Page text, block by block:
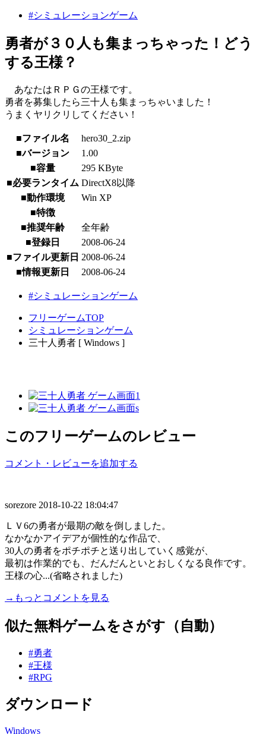
#シミュレーションゲーム
勇者が３０人も集まっちゃった！どう
する王様？
あなたはＲＰＧの王様です。
勇者を募集したら三十人も集まっちゃいました！
うまくヤリクリしてください！
■ファイル名
hero30_2.zip
■バージョン
1.00
■容量
295 KByte
■必要ランタイム DirectX8以降
■動作環境
Win XP
■特徴
■推奨年齢
全年齢
■登録日
2008-06-24
■ファイル更新日 2008-06-24
■情報更新日
2008-06-24
#シミュレーションゲーム
フリーゲームTOP
シミュレーションゲーム
三十人勇者 [ Windows ]
このフリーゲームのレビュー
コメント・レビューを追加する
sorezore 2018-10-22 18:04:47
ＬＶ6の勇者が最期の敵を倒しました。
なかなかアイデアが個性的な作品で、
30人の勇者をポチポチと送り出していく感覚が、
最初は作業的でも、だんだんといとおしくなる良作です。
王様の心...(省略されました)
→もっとコメントを見る
似た無料ゲームをさがす（自動）
#勇者
#王様
#RPG
ダウンロード
Windows